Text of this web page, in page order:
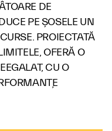
DE
PE ȘOSELE UN
PROIECTATĂ
OFERĂ O
CU O